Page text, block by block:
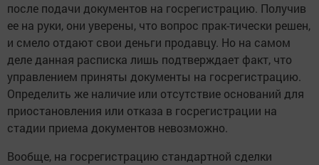
после подачи документов на госрегистрацию. Получив
ее на руки, они уверены, что вопрос прак-тически решен,
и смело отдают свои деньги продавцу. Но на самом
деле данная расписка лишь подтверждает факт, что
управлением приняты документы на госрегистрацию.
Определить же наличие или отсутствие оснований для
приостановления или отказа в госрегистрации на
стадии приема документов невозможно.
Вообще, на госрегистрацию стандартной сделки